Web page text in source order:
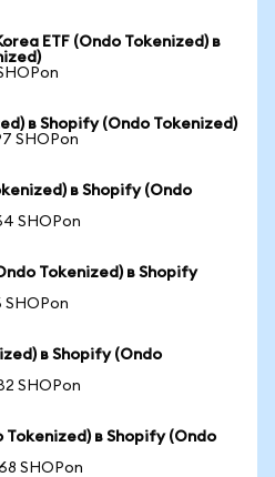
ETF (Ondo Tokenized) в
в Shopify (Ondo Tokenized)
SHOPon
в Shopify (Ondo
SHOPon
Tokenized) в Shopify
SHOPon
в Shopify (Ondo
SHOPon
Tokenized) в Shopify (Ondo
SHOPon